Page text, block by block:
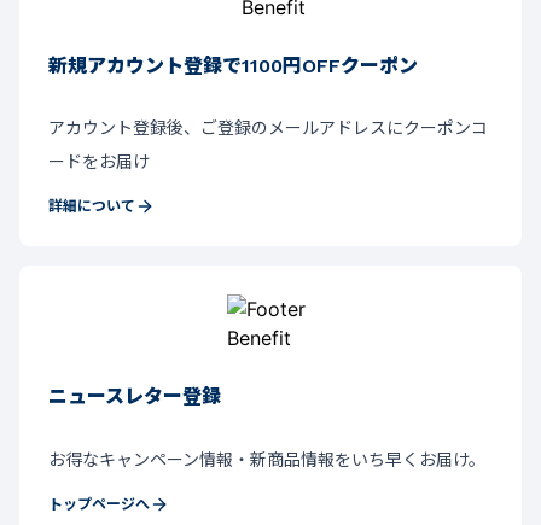
新規アカウント登録で1100円OFFクーポン
アカウント登録後、ご登録のメールアドレスにクーポンコ
ードをお届け
詳細について
ニュースレター登録
お得なキャンペーン情報・新商品情報をいち早くお届け。
トップページへ